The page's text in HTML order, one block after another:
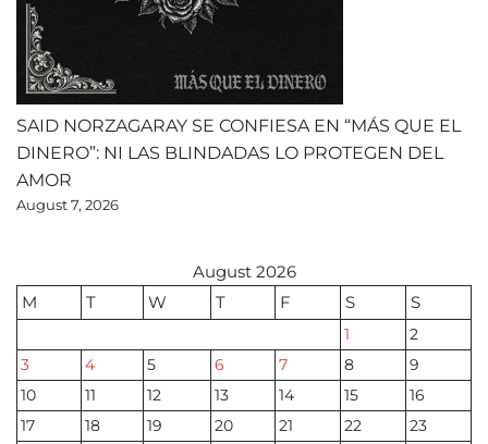
SAID NORZAGARAY SE CONFIESA EN “MÁS QUE EL
DINERO”: NI LAS BLINDADAS LO PROTEGEN DEL
AMOR
August 7, 2026
August 2026
M
T W T F S S
1
2
3
4 5 6 7 8
9
10
11 12 13 14 15
16
17
18 19 20 21 22
23